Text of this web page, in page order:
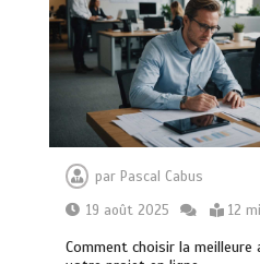
par Pascal Cabus
19 août 2025
12
Comment choisir la meilleure
Vitalité au